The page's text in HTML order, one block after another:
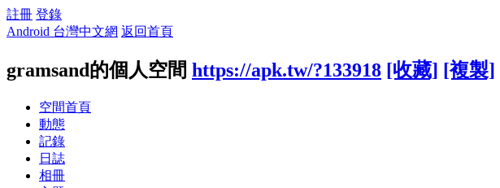
註冊 登錄
Android 台灣中文網 返回首頁
gramsand的個人空間 https://apk.tw/?133918 [收藏] [複製]
空間首頁
動態
記錄
日誌
相冊